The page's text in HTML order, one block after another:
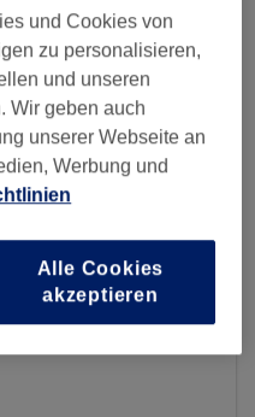
und Cookies von
zu personalisieren,
und unseren
Wir geben auch
unserer Webseite an
Werbung und
Alle Cookies
akzeptieren